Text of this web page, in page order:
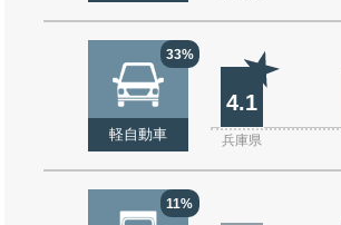
33%
軽自動車
4.1
兵庫県
11%